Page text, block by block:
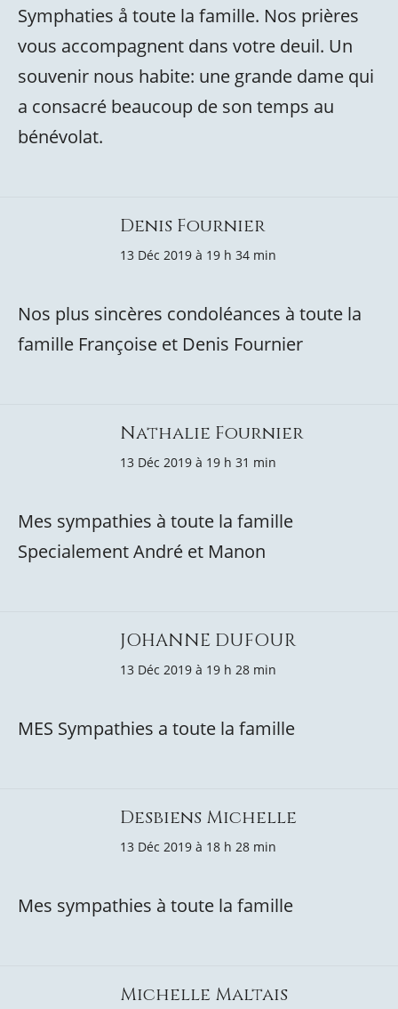
Symphaties å toute la famille. Nos prières
vous accompagnent dans votre deuil. Un
souvenir nous habite: une grande dame qui
a consacré beaucoup de son temps au
bénévolat.
Denis Fournier
13 Déc 2019 à 19 h 34 min
Nos plus sincères condoléances à toute la
famille Françoise et Denis Fournier
Nathalie Fournier
13 Déc 2019 à 19 h 31 min
Mes sympathies à toute la famille
Specialement André et Manon
JOHANNE DUFOUR
13 Déc 2019 à 19 h 28 min
MES Sympathies a toute la famille
Desbiens Michelle
13 Déc 2019 à 18 h 28 min
Mes sympathies à toute la famille
Michelle Maltais